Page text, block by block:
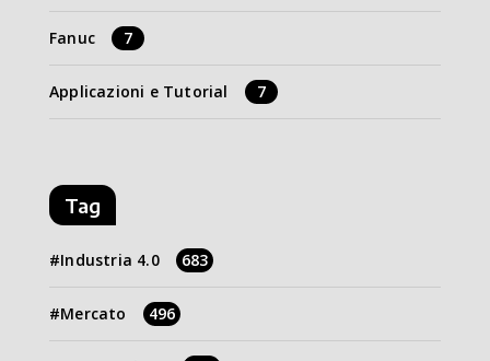
Fanuc 7
Applicazioni e Tutorial 7
Tag
Industria 4.0 683
Mercato 496